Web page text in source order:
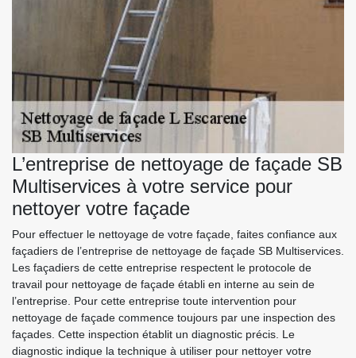
L’entreprise de nettoyage de façade SB
Multiservices à votre service pour
nettoyer votre façade
Pour effectuer le nettoyage de votre façade, faites confiance aux
façadiers de l’entreprise de nettoyage de façade SB Multiservices.
Les façadiers de cette entreprise respectent le protocole de
travail pour nettoyage de façade établi en interne au sein de
l’entreprise. Pour cette entreprise toute intervention pour
nettoyage de façade commence toujours par une inspection des
façades. Cette inspection établit un diagnostic précis. Le
diagnostic indique la technique à utiliser pour nettoyer votre